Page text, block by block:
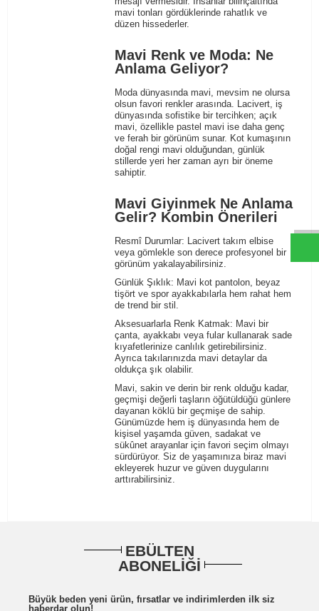
mavi tonları gördüklerinde rahatlık ve
düzen hissederler.
Mavi Renk ve Moda: Ne
Anlama Geliyor?
Moda dünyasında mavi, mevsim ne olursa
olsun favori renkler arasında. Lacivert, iş
dünyasında sofistike bir tercihken; açık
mavi, özellikle pastel mavi ise daha genç
ve ferah bir görünüm sunar. Kot kumaşının
doğal rengi mavi olduğundan, günlük
stillerde yeri her zaman ayrı bir öneme
sahiptir.
Mavi Giyinmek Ne Anlama
Gelir? Kombin Önerileri
Resmî Durumlar: Lacivert takım elbise
veya gömlekle son derece profesyonel bir
görünüm yakalayabilirsiniz.
Günlük Şıklık: Mavi kot pantolon, beyaz
tişört ve spor ayakkabılarla hem rahat hem
de trend bir stil.
Aksesuarlarla Renk Katmak: Mavi bir
çanta, ayakkabı veya fular kullanarak sade
kıyafetlerinize canlılık getirebilirsiniz.
Ayrıca takılarınızda mavi detaylar da
oldukça şık olabilir.
Mavi, sakin ve derin bir renk olduğu kadar,
geçmişi değerli taşların öğütüldüğü günlere
dayanan köklü bir geçmişe de sahip.
Günümüzde hem iş dünyasında hem de
kişisel yaşamda güven, sadakat ve
sükûnet arayanlar için favori seçim olmayı
sürdürüyor. Siz de yaşamınıza biraz mavi
ekleyerek huzur ve güven duygularını
arttırabilirsiniz.
EBÜLTEN
ABONELİĞİ
Büyük beden yeni ürün, fırsatlar ve indirimlerden ilk siz
haberdar olun!